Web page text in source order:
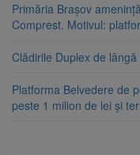
Primăria Brașov
Comprest. Motivul:
Clădirile Duplex de
Platforma Belvedere de
peste 1 milion de lei și